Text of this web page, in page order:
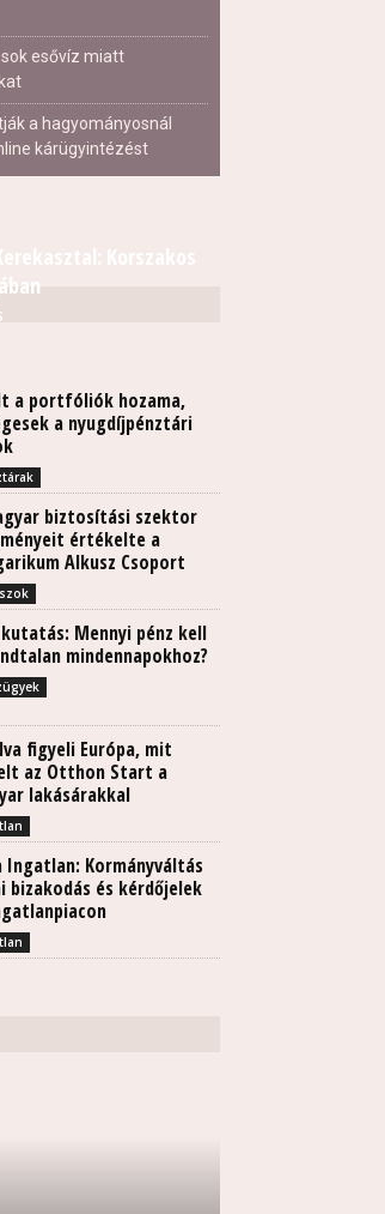
esővíz miatt
a hagyományosnál
kárügyintézést
a portfóliók hozama,
a nyugdíjpénztári
biztosítási szektor
értékelte a
Alkusz Csoport
kutatás: Mennyi pénz kell
mindennapokhoz?
figyeli Európa, mit
az Otthon Start a
lakásárakkal
Ingatlan: Kormányváltás
bizakodás és kérdőjelek